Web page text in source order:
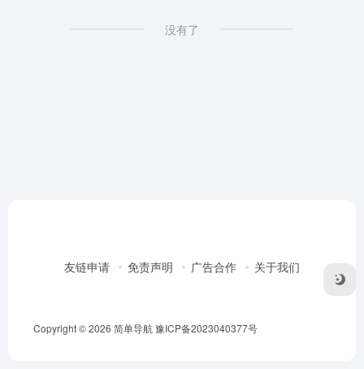
没有了
友链申请 免责声明 广告合作 关于我们
Copyright © 2026 简单导航豫ICP备2023040377号